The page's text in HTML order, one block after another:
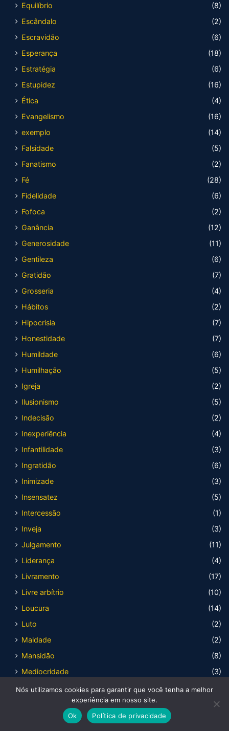
Equilíbrio
(8)
Escândalo
(2)
Escravidão
(6)
Esperança
(18)
Estratégia
(6)
Estupidez
(16)
Ética
(4)
Evangelismo
(16)
exemplo
(14)
Falsidade
(5)
Fanatismo
(2)
Fé
(28)
Fidelidade
(6)
Fofoca
(2)
Ganância
(12)
Generosidade
(11)
Gentileza
(6)
Gratidão
(7)
Grosseria
(4)
Hábitos
(2)
Hipocrisia
(7)
Honestidade
(7)
Humildade
(6)
Humilhação
(5)
Igreja
(2)
Ilusionismo
(5)
Indecisão
(2)
Inexperiência
(4)
Infantilidade
(3)
Ingratidão
(6)
Inimizade
(3)
Insensatez
(5)
Intercessão
(1)
Inveja
(3)
Julgamento
(11)
Liderança
(4)
Livramento
(17)
Livre arbítrio
(10)
Loucura
(14)
Luto
(2)
Maldade
(2)
Mansidão
(8)
Mediocridade
(3)
Medo
(16)
(8)
Mesquinharia
Nós utilizamos cookies para garantir que você tenha a melhor
experiência em nosso site.
Ok
Política de privacidade